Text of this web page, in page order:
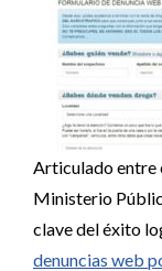
Articulado entre
Ministerio
clave del éxito
denuncias web